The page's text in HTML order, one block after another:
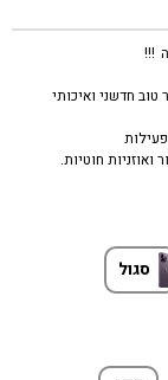
!!!
חדשני ואיכותי
חוטיות.
סגול